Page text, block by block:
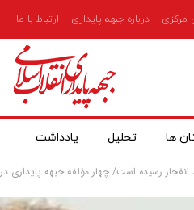
مرکزی درباره جبهه پایداری ارتباط با ما
ها تحلیل یادداشت
رسیده است/ چهار مؤلفه جبهه پایداری در